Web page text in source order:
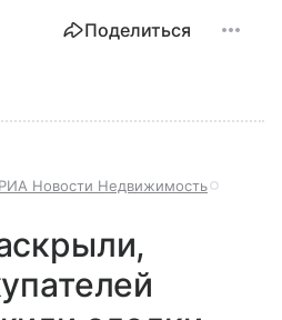
Поделиться
РИА Новости Недвижимость